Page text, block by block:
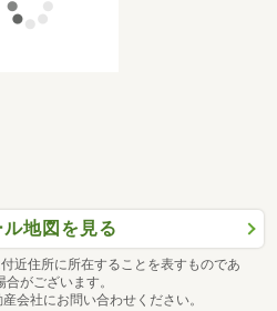
地図を見る
近住所に所在することを表すものであ
がございます。
会社にお問い合わせください。